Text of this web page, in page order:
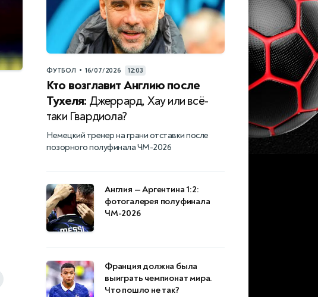
ФУТБОЛ • 16/07/2026 12:03
Кто возглавит Англию после
Тухеля: Джеррард, Хау или всё-
таки Гвардиола?
Немецкий тренер на грани отставки после
позорного полуфинала ЧМ-2026
Англия — Аргентина 1:2:
фотогалерея полуфинала
ЧМ-2026
Франция должна была
выиграть чемпионат мира.
Что пошло не так?